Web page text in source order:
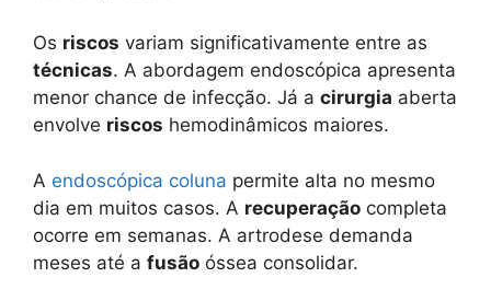
Os riscos variam significativamente entre as
técnicas. A abordagem endoscópica apresenta
menor chance de infecção. Já a cirurgia aberta
envolve riscos hemodinâmicos maiores.
A endoscópica coluna permite alta no mesmo
dia em muitos casos. A recuperação completa
ocorre em semanas. A artrodese demanda
meses até a fusão óssea consolidar.